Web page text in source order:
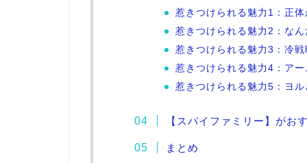
惹きつけられる魅力1：正
惹きつけられる魅力2：な
惹きつけられる魅力3：冷
惹きつけられる魅力4：ア
惹きつけられる魅力5：ヨ
【スパイファミリー】がお
まとめ